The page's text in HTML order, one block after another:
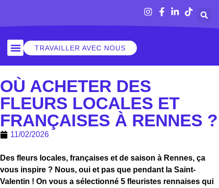
TRAVAILLER AVEC NOUS
OÙ ACHETER DES
FLEURS LOCALES ET
FRANÇAISES À RENNES ?
11/02/2026
Des fleurs locales, françaises et de saison à Rennes, ça
vous inspire ? Nous, oui et pas que pendant la Saint-
Valentin ! On vous a sélectionné 5 fleuristes rennaises qui